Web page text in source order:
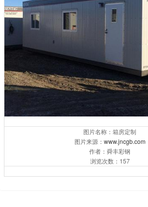
图片名称：箱房定制
图片来源： www.jncgb.com
作者：舜丰彩钢
浏览次数：157